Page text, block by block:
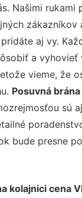
Našimi rukami
zákazníkov
aj vy.
a vyhovieť
vieme, že
Posuvná
sú
bude presne
kolajnici cena